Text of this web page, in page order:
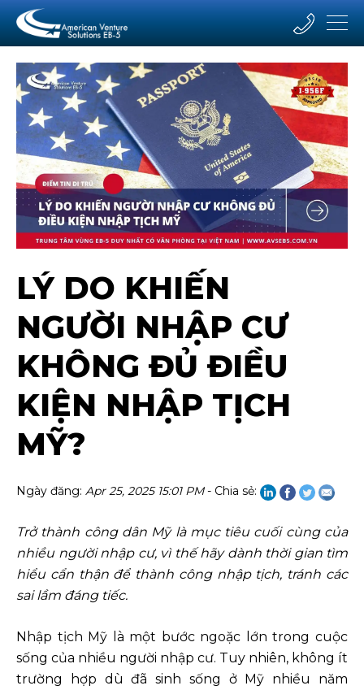
LÝ DO KHIẾN
NGƯỜI NHẬP CƯ
KHÔNG ĐỦ ĐIỀU
KIỆN NHẬP TỊCH
MỸ?
Ngày đăng: Apr 25, 2025 15:01 PM- Chia sẻ:
Trở thành công dân Mỹ là mục tiêu cuối cùng của
nhiều người nhập cư, vì thế hãy dành thời gian tìm
hiểu cẩn thận để thành công nhập tịch, tránh các
sai lầm đáng tiếc.
Nhập tịch Mỹ là một bước ngoặc lớn trong cuộc
sống của nhiều người nhập cư. Tuy nhiên, không ít
trường hợp dù đã sinh sống ở Mỹ nhiều năm